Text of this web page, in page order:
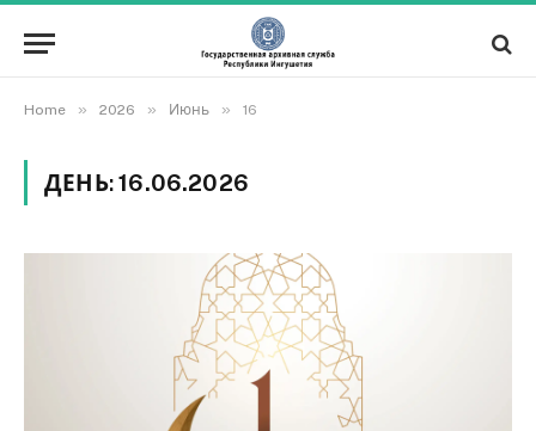
Home » 2026 » Июнь » 16
ДЕНЬ:16.06.2026